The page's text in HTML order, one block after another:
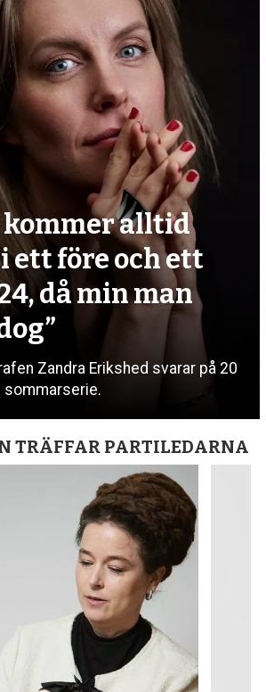
alltid
ett före och ett
då min man
Zandra Erikshed svarar på 20
sommarserie.
TRÄFFAR PARTILEDARNA